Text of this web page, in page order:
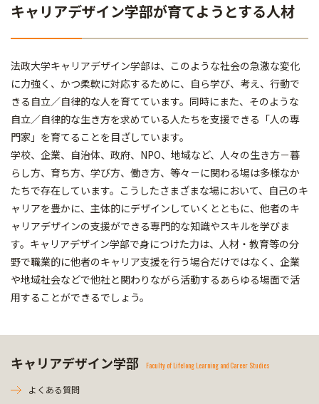
キャリアデザイン学部が育てようとする人材
法政大学キャリアデザイン学部は、このような社会の急激な変化
に力強く、かつ柔軟に対応するために、自ら学び、考え、行動で
きる自立／自律的な人を育てています。同時にまた、そのような
自立／自律的な生き方を求めている人たちを支援できる「人の専
門家」を育てることを目ざしています。
学校、企業、自治体、政府、NPO、地域など、人々の生き方－暮
らし方、育ち方、学び方、働き方、等々－に関わる場は多様なか
たちで存在しています。こうしたさまざまな場において、自己のキ
ャリアを豊かに、主体的にデザインしていくとともに、他者のキ
ャリアデザインの支援ができる専門的な知識やスキルを学びま
す。キャリアデザイン学部で身につけた力は、人材・教育等の分
野で職業的に他者のキャリア支援を行う場合だけではなく、企業
や地域社会などで他社と関わりながら活動するあらゆる場面で活
用することができるでしょう。
キャリアデザイン学部 Faculty of Lifelong Learning and Career Studies
よくある質問